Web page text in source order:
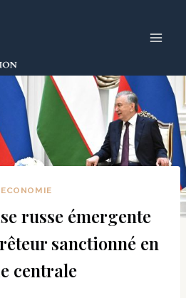
ECONOMIE
russe émergente
sanctionné en
centrale